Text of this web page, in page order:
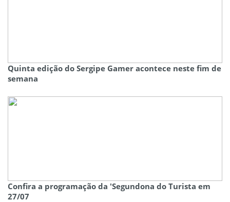
Quinta edição do Sergipe Gamer acontece neste fim de
semana
Confira a programação da 'Segundona do Turista em
27/07